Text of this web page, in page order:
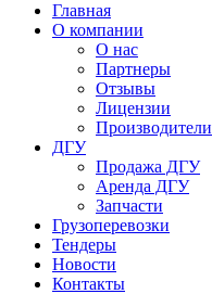
Главная
О компании
О нас
Партнеры
Отзывы
Лицензии
Производители
ДГУ
Продажа ДГУ
Аренда ДГУ
Запчасти
Грузоперевозки
Тендеры
Новости
Контакты